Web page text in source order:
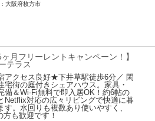
大阪府枚方市
ヶ月フリーレントキャンペーン！】
テラス
アクセス良好★下井草駅徒歩6分／ 閑
宅街の庭付きシェアハウス。家具・
備＆Wi-Fi無料で即入居OK！約6帖の
Netflix対応の広々リビングで快適に暮
す。水回りも複数あり使いやすく、
も歓迎です！